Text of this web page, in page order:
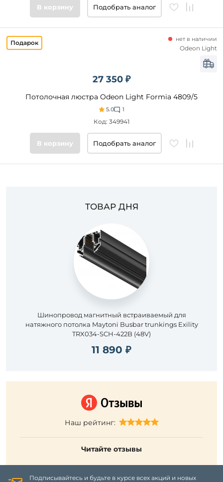
В корзину Подобрать аналог
27 350 ₽
Потолочная люстра Odeon Light Formia 4809/5
5.0 1
нет в наличии
Код: 349941
Odeon Light
В корзину Подобрать аналог
ТОВАР ДНЯ
Шинопровод магнитный встраиваемый для
натяжного потолка Maytoni Busbar trunkings Exility
TRX034-SCH-422B (48V)
11 890 ₽
Наш рейтинг:
Читайте отзывы
Подписывайтесь и будьте в курсе всех акций и новых